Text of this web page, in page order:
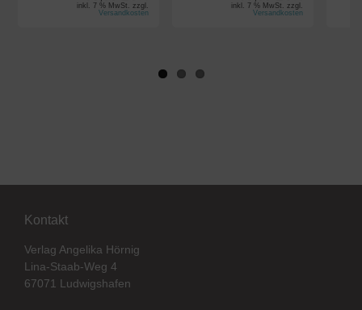
inkl. 7 % MwSt. zzgl.
Versandkosten
inkl. 7 % MwSt. zzgl.
Versandkosten
Kontakt
Verlag Angelika Hörnig
Lina-Staab-Weg 4
67071 Ludwigshafen